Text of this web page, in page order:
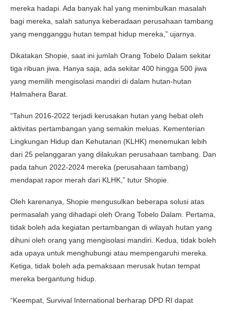
mereka hadapi. Ada banyak hal yang menimbulkan masalah
bagi mereka, salah satunya keberadaan perusahaan tambang
yang mengganggu hutan tempat hidup mereka,” ujarnya.
Dikatakan Shopie, saat ini jumlah Orang Tobelo Dalam sekitar
tiga ribuan jiwa. Hanya saja, ada sekitar 400 hingga 500 jiwa
yang memilih mengisolasi mandiri di dalam hutan-hutan
Halmahera Barat.
“Tahun 2016-2022 terjadi kerusakan hutan yang hebat oleh
aktivitas pertambangan yang semakin meluas. Kementerian
Lingkungan Hidup dan Kehutanan (KLHK) menemukan lebih
dari 25 pelanggaran yang dilakukan perusahaan tambang. Dan
pada tahun 2022-2024 mereka (perusahaan tambang)
mendapat rapor merah dari KLHK,” tutur Shopie.
Oleh karenanya, Shopie mengusulkan beberapa solusi atas
permasalah yang dihadapi oleh Orang Tobelo Dalam. Pertama,
tidak boleh ada kegiatan pertambangan di wilayah hutan yang
dihuni oleh orang yang mengisolasi mandiri. Kedua, tidak boleh
ada upaya untuk menghubungi atau mempengaruhi mereka.
Ketiga, tidak boleh ada pemaksaan merusak hutan tempat
mereka bergantung hidup.
“Keempat, Survival International berharap DPD RI dapat